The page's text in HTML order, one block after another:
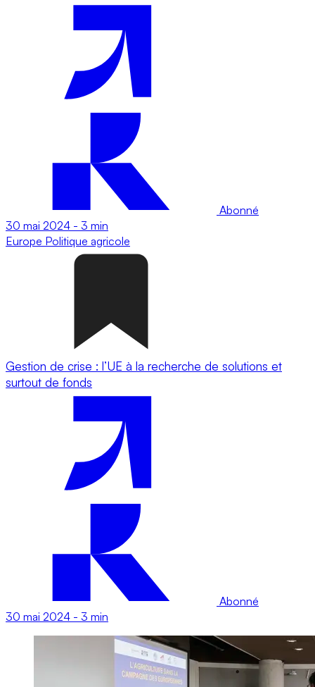
Abonné
30 mai 2024 - 3 min
Europe Politique agricole
Gestion de crise : l’UE à la recherche de solutions et
surtout de fonds
Abonné
30 mai 2024 - 3 min